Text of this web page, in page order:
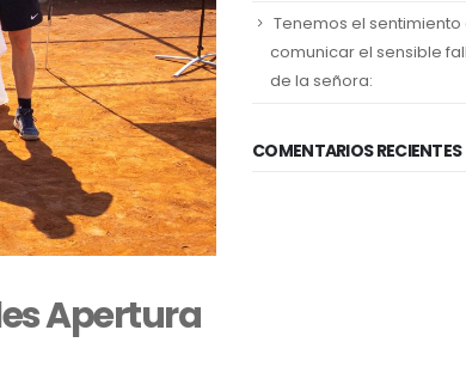
Apertura
Tenemos el sentimiento
comunicar el sensible
de la señora:
COMENTARIOS RECIENTES